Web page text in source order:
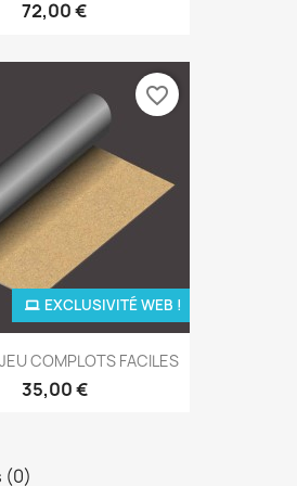
72,00 €
COMPLOTS FACILES
35,00 €
EXCLUSIVITÉ WEB !
favorite_border
(0)